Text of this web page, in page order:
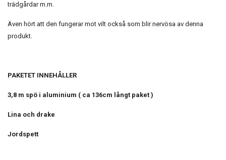
trädgårdar m.m.
Även hört att den fungerar mot vilt också som blir nervösa av denna
produkt.
PAKETET INNEHÅLLER
3,8 m spö i aluminium ( ca 136cm långt paket )
Lina och drake
Jordspett